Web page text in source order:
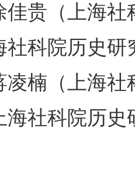
佳贵（上海社
社科院历史
凌楠（上海社
社科院历史